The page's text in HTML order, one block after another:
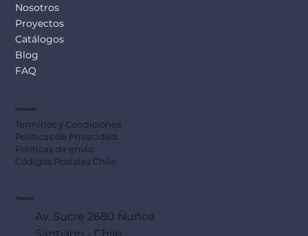
Nosotros
Proyectos
Catálogos
Blog
FAQ
Información
Terminos y Condiciones
Políticas de Privacidad
Políticas de envío
Códigos Postales Chile
Dirección
Av. Sucre 2680 Ñuñoa